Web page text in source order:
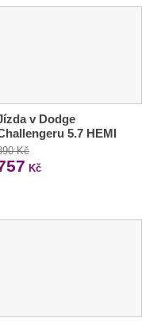
v Dodge
5.7 HEMI
Kč
Kč